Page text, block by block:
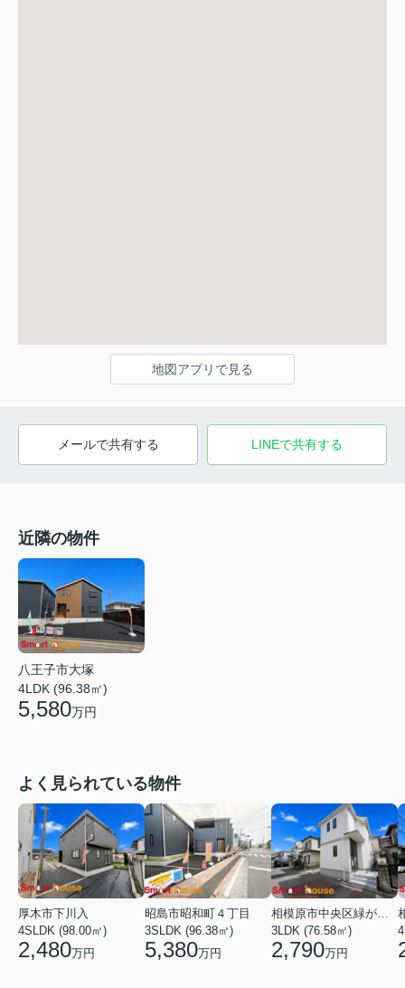
地図アプリで見る
メールで共有する LINEで共有する
近隣の物件
八王子市大塚
4LDK (96.38㎡)
5,580万円
よく見られている物件
厚木市下川入
4SLDK (98.00㎡)
2,480万円
昭島市昭和町４丁目
3SLDK (96.38㎡)
5,380万円
相模原市中央区緑が丘１丁目
3LDK (76.58㎡)
2,790万円